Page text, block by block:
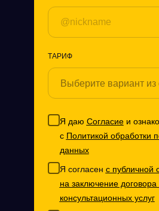
ТАРИФ
Я даю Согласиеи
с Политикой обработки
данных
Я согласен с публичной
на заключение договора
консультационных услуг